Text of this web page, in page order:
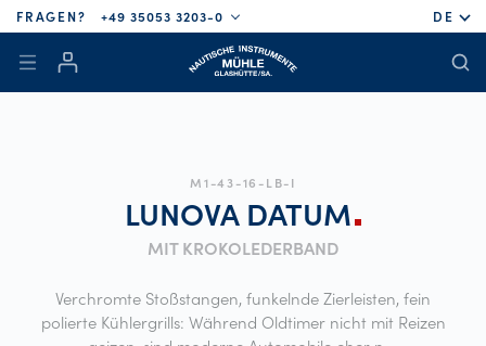
FRAGEN? +49 35053 3203-0 DE
M1-43-16-LB-I
LUNOVA DATUM
MIT KROKOLEDERBAND
Verchromte Stoßstangen, funkelnde Zierleisten, fein
polierte Kühlergrills: Während Oldtimer nicht mit Reizen